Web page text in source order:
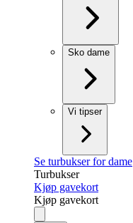
Sko dame
Vi tipser
Se turbukser for dame
Turbukser
Kjøp gavekort
Kjøp gavekort